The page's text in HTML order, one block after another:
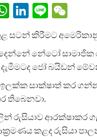
WhatsApp
LinkedIn
Line
සටන් කිරීමට
නේටෝ
දැමීමටද ජෝ බයිඩන්
සාක්ෂාත් කර
තිබෙනවා.
රුසියාව ආරක්ෂාකර
කළද රුසියා